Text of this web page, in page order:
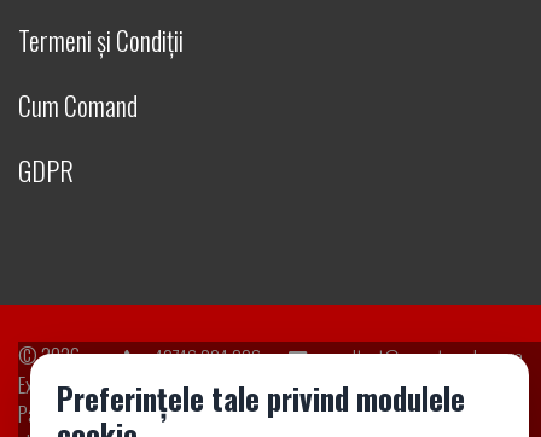
Termeni și Condiții
Cum Comand
GDPR
Preferințele tale privind modulele
+40746 204 206 consultant@expertacademy.ro
© 2026
ExpertAcademy.ro
Parte din